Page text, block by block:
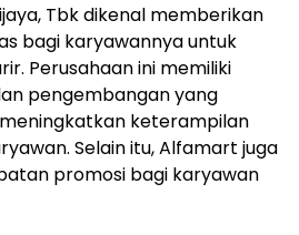
Tbk dikenal memberikan
bagi karyawannya untuk
Perusahaan ini memiliki
pengembangan yang
keterampilan
Selain itu, Alfamart juga
promosi bagi karyawan